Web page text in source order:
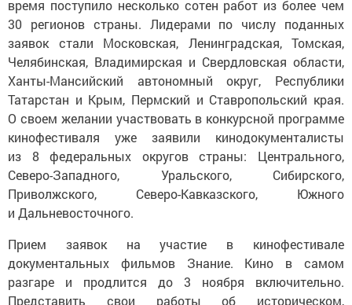
30 регионов страны. Лидерами по числу поданных
заявок стали Московская, Ленинградская, Томская,
Челябинская, Владимирская и Свердловская области,
Ханты-Мансийский автономный округ, Республики
Татарстан и Крым, Пермский и Ставропольский края.
О своем желании участвовать в конкурсной программе
кинофестиваля уже заявили кинодокументалисты
из 8 федеральных округов страны: Центрального,
Северо-Западного, Уральского, Сибирского,
Приволжского, Северо-Кавказского, Южного
и Дальневосточного.
Прием заявок на участие в кинофестивале
документальных фильмов Знание. Кино в самом
разгаре и продлится до 3 ноября включительно.
Представить свои работы об историческом,